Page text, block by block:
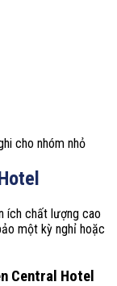
cho nhóm nhỏ
ích chất lượng cao
một kỳ nghỉ hoặc
Central Hotel